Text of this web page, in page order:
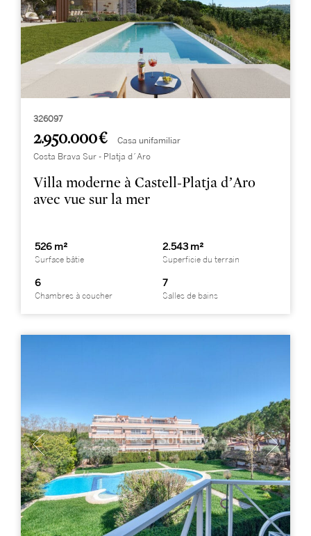
326097
2.950.000 € Casa unifamiliar
Costa Brava Sur - Platja d´Aro
Villa moderne à Castell-Platja d’Aro
avec vue sur la mer
526 m²
Surface bâtie
2.543 m²
Superficie du terrain
6
Chambres à coucher
7
Salles de bains